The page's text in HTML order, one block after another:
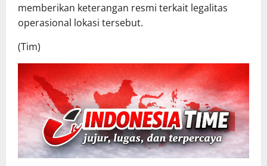
memberikan keterangan resmi terkait legalitas
operasional lokasi tersebut.
(Tim)